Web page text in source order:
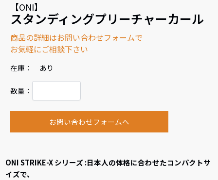
【ONI】
スタンディングプリーチャーカール
商品の詳細はお問い合わせフォームで
お気軽にご相談下さい
在庫： あり
数量：
お問い合わせフォームへ
ONI STRIKE-X シリーズ :日本人の体格に合わせたコンパクトサ
イズで、